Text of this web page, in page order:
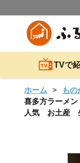
TVで
ホーム も
喜多方ラーメ
人気 お土産